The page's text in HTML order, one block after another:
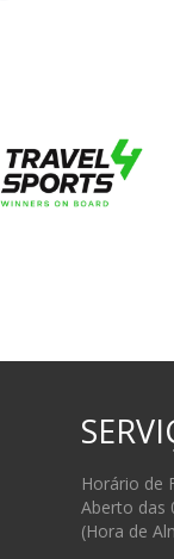
Horário de
Aberto das
(Hora de